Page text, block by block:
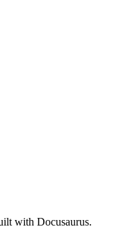
with Docusaurus.